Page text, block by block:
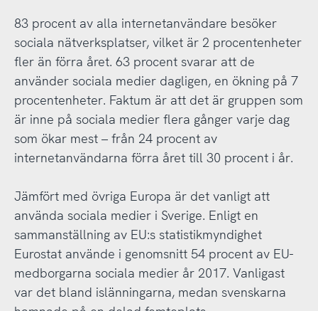
83 procent av alla internetanvändare besöker
sociala nätverksplatser, vilket är 2 procentenheter
fler än förra året. 63 procent svarar att de
använder sociala medier dagligen, en ökning på 7
procentenheter. Faktum är att det är gruppen som
är inne på sociala medier flera gånger varje dag
som ökar mest – från 24 procent av
internetanvändarna förra året till 30 procent i år.
Jämfört med övriga Europa är det vanligt att
använda sociala medier i Sverige. Enligt en
sammanställning av EU:s statistikmyndighet
Eurostat använde i genomsnitt 54 procent av EU-
medborgarna sociala medier år 2017. Vanligast
var det bland islänningarna, medan svenskarna